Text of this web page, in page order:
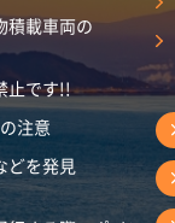
積載車両の
止です!!
注意
どを発見